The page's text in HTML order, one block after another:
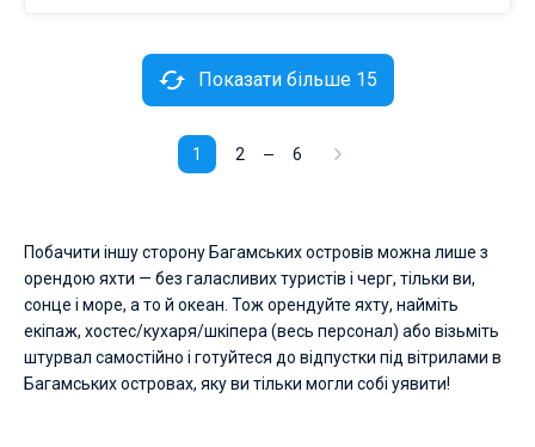
1 2 6
Показати більше 15
Побачити іншу сторону Багамських островів можна лише з
орендою яхти — без галасливих туристів і черг, тільки ви,
сонце і море, а то й океан. Тож орендуйте яхту, найміть
екіпаж, хостес/кухаря/шкіпера (весь персонал) або візьміть
штурвал самостійно і готуйтеся до відпустки під вітрилами в
Багамських островах, яку ви тільки могли собі уявити!